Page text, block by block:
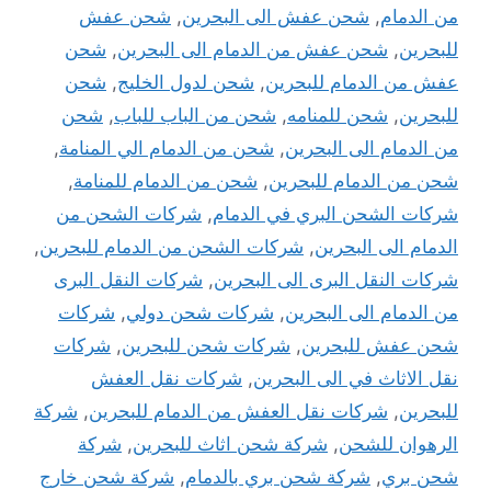
من الدمام, شحن عفش الى البحرين, شحن عفش
للبحرين, شحن عفش من الدمام الى البحرين, شحن
عفش من الدمام للبحرين, شحن لدول الخليج, شحن
للبحرين, شحن للمنامه, شحن من الباب للباب, شحن
من الدمام الى البحرين, شحن من الدمام الي المنامة,
شحن من الدمام للبحرين, شحن من الدمام للمنامة,
شركات الشحن البري في الدمام, شركات الشحن من
الدمام الى البحرين, شركات الشحن من الدمام للبحرين,
شركات النقل البرى الى البحرين, شركات النقل البرى
من الدمام الى البحرين, شركات شحن دولي, شركات
شحن عفش للبحرين, شركات شحن للبحرين, شركات
نقل الاثاث في الى البحرين, شركات نقل العفش
للبحرين, شركات نقل العفش من الدمام للبحرين, شركة
الرهوان للشحن, شركة شحن اثاث للبحرين, شركة
شحن بري, شركة شحن بري بالدمام, شركة شحن خارج